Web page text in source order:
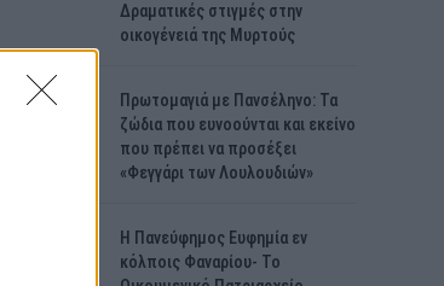
Δραματικές στιγμές στην
οικογένειά της Μυρτούς
Πρωτομαγιά με Πανσέληνο: Τα
ζώδια που ευνοούνται και εκείνο
που πρέπει να προσέξει
«Φεγγάρι των Λουλουδιών»
H Πανεύφημος Ευφημία εν
κόλποις Φαναρίου- Το